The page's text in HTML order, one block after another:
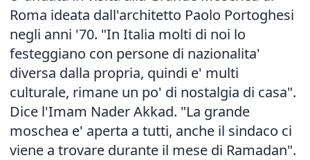
Roma ideata dall'architetto Paolo Portoghesi
negli anni '70. "In Italia molti di noi lo
festeggiano con persone di nazionalita'
diversa dalla propria, quindi e' multi
culturale, rimane un po' di nostalgia di casa".
Dice l'Imam Nader Akkad. "La grande
moschea e' aperta a tutti, anche il sindaco ci
viene a trovare durante il mese di Ramadan".